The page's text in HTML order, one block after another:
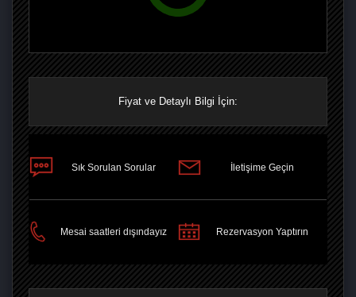
Fiyat ve Detaylı Bilgi İçin:
Sık Sorulan Sorular İletişime Geçin
Mesai saatleri dışındayız Rezervasyon Yaptırın